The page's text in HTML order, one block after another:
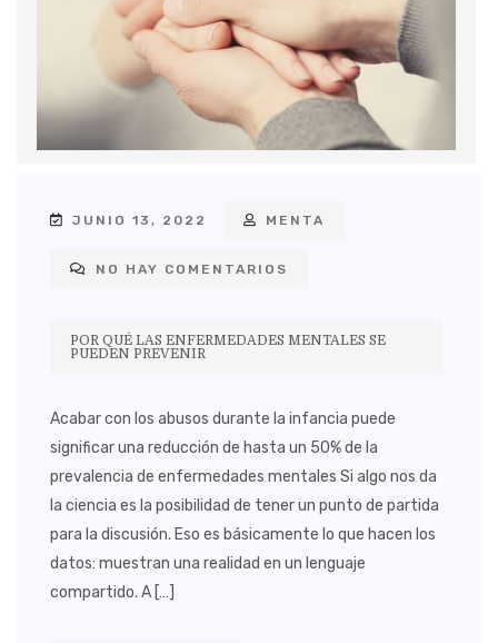
JUNIO 13, 2022 MENTA
NO HAY COMENTARIOS
POR QUÉ LAS ENFERMEDADES MENTALES SE
PUEDEN PREVENIR
Acabar con los abusos durante la infancia puede
significar una reducción de hasta un 50% de la
prevalencia de enfermedades mentales Si algo nos da
la ciencia es la posibilidad de tener un punto de partida
para la discusión. Eso es básicamente lo que hacen los
datos: muestran una realidad en un lenguaje
compartido. A […]